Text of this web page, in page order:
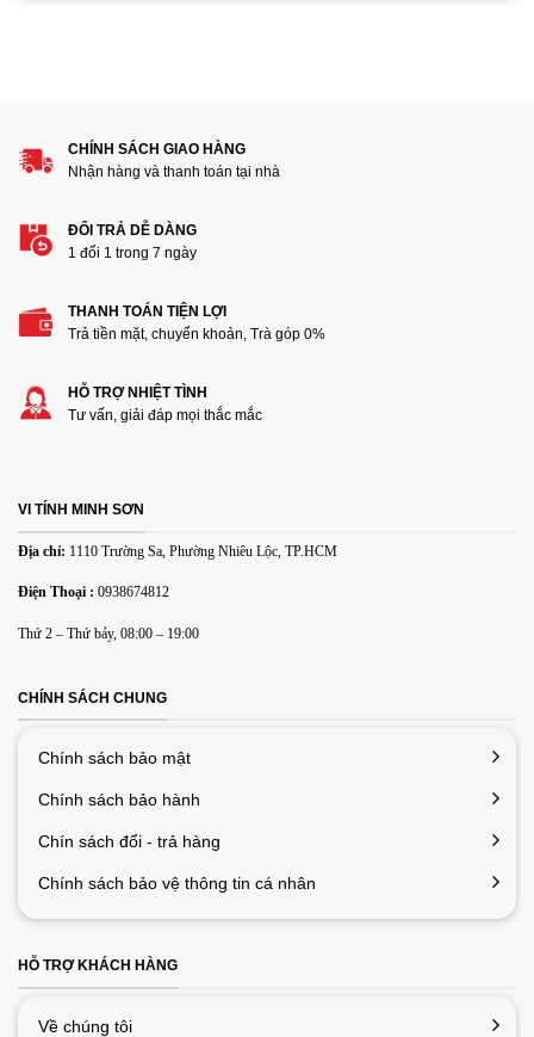
Thêm ảnh đánh giá
Các định dạng ảnh được chấp nhận: jpg,png.
Email*
cho lần bình luận kế tiếp của tôi.
CHÍNH SÁCH GIAO HÀNG
Nhận hàng và thanh toán tại nhà
ĐỔI TRẢ DỄ DÀNG
1 đổi 1 trong 7 ngày
THANH TOÁN TIỆN LỢI
Trả tiền mặt, chuyển khoản, Trà góp 0%
HỖ TRỢ NHIỆT TÌNH
Tư vấn, giải đáp mọi thắc mắc
VI TÍNH MINH SƠN
Địa chỉ: 1110 Trường Sa, Phường Nhiêu Lộc, TP.HCM
Điện Thoại : 0938674812
Thứ 2 – Thứ bảy, 08:00 – 19:00
CHÍNH SÁCH CHUNG
Chính sách bảo mật
Chính sách bảo hành
Chín sách đổi - trả hàng
Chính sách bảo vệ thông tin cá nhân
HỖ TRỢ KHÁCH HÀNG
Về chúng tôi